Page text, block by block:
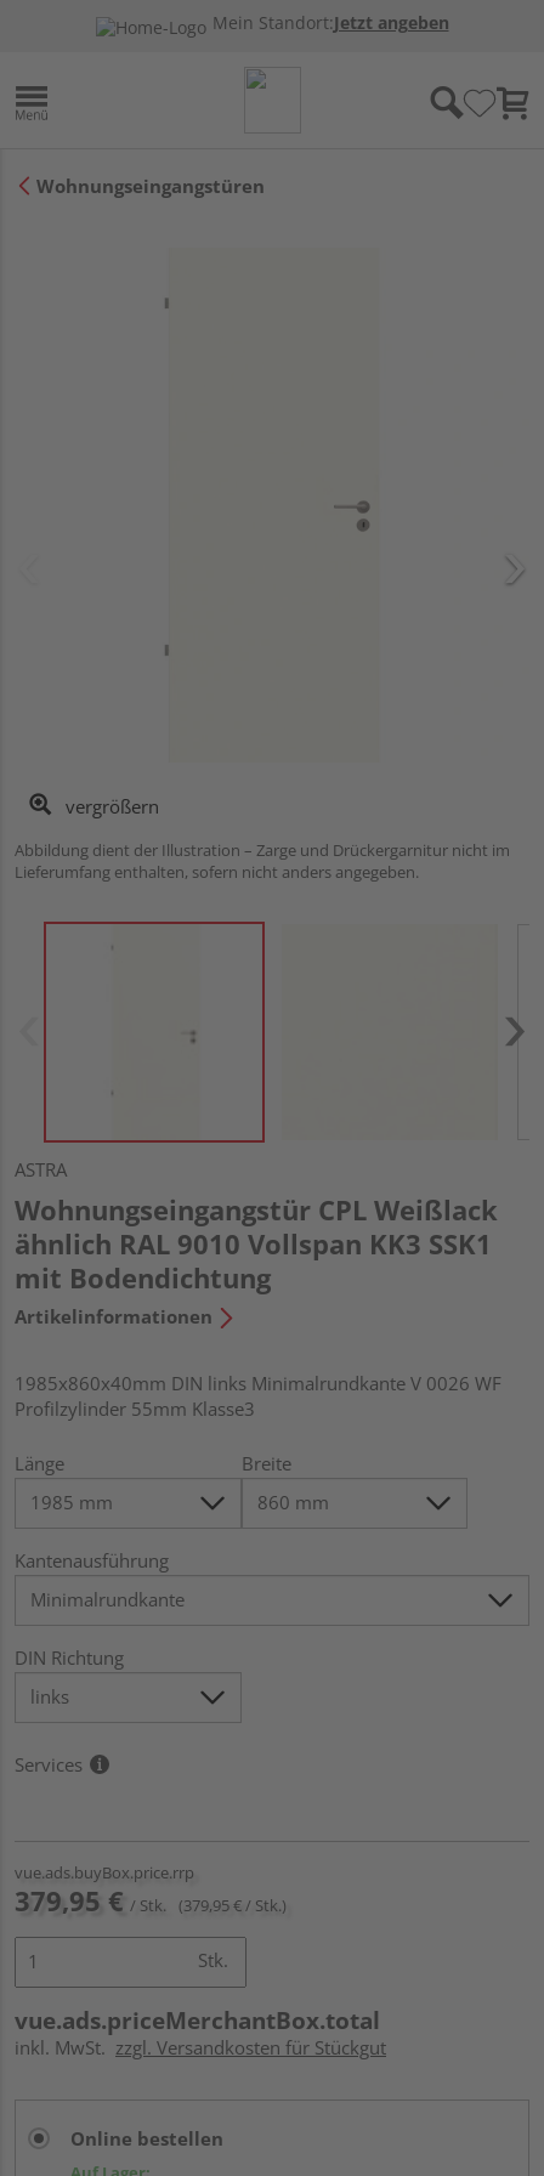
Mein Standort:Jetzt angeben
Wohnungseingangstüren
vergrößern
Abbildung dient der Illustration – Zarge und Drückergarnitur nicht im
Lieferumfang enthalten, sofern nicht anders angegeben.
ASTRA
Wohnungseingangstür CPL Weißlack
ähnlich RAL 9010 Vollspan KK3 SSK1
mit Bodendichtung
Artikelinformationen
1985x860x40mm DIN links Minimalrundkante V 0026 WF
Profilzylinder 55mm Klasse3
Länge Breite
Kantenausführung
DIN Richtung
Services
vue.ads.buyBox.price.rrp
379,95 € / Stk. (379,95 € / Stk.)
Stk.
vue.ads.priceMerchantBox.total
inkl. MwSt. zzgl. Versandkosten für Stückgut
Online bestellen